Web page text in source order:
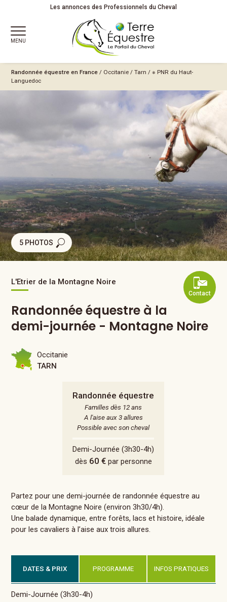
Les annonces des Professionnels du Cheval
MENU
Randonnée équestre en France / Occitanie /Tarn /※ PNR du Haut-
Languedoc
5 PHOTOS
Contact
L'Etrier de la Montagne Noire
Randonnée équestre à la
demi-journée - Montagne Noire
Randonnée équestre
Familles dès 12 ans
A l'aise aux 3 allures
Possible avec son cheval
Demi-Journée (3h30-4h)
dès 60 €par personne
Occitanie
TARN
Partez pour une demi-journée de randonnée équestre au
cœur de la Montagne Noire (environ 3h30/4h).
Une balade dynamique, entre forêts, lacs et histoire, idéale
pour les cavaliers à l’aise aux trois allures.
DATES & PRIX PROGRAMME INFOS PRATIQUES
Demi-Journée (3h30-4h)